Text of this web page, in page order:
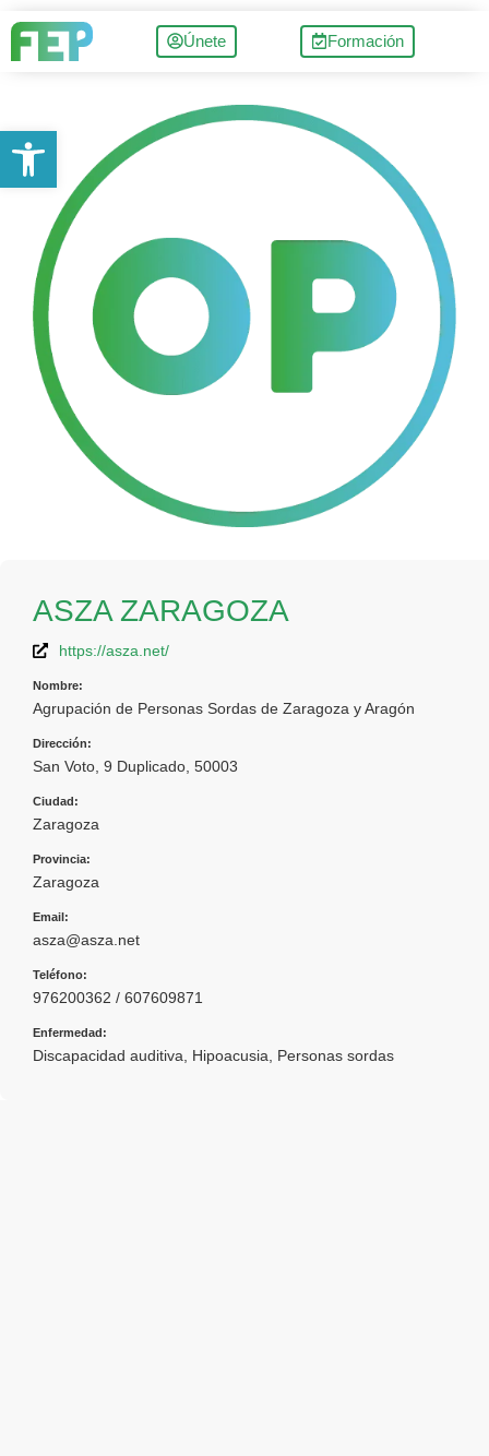
Únete Formación
ASZA ZARAGOZA
https://asza.net/
Nombre:
Agrupación de Personas Sordas de Zaragoza y Aragón
Dirección:
San Voto, 9 Duplicado, 50003
Ciudad:
Zaragoza
Provincia:
Zaragoza
Email:
asza@asza.net
Teléfono:
976200362 / 607609871
Enfermedad:
Discapacidad auditiva Hipoacusia Personas sordas
Abrir barra de herramientas